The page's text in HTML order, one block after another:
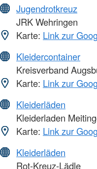
Jugendrotkreuz
JRK Wehringen
Karte: Link zur
Kleidercontainer
Kreisverband
Karte: Link zur
Kleiderläden
Kleiderladen
Karte: Link zur
Kleiderläden
Rot-Kreuz-Lädle